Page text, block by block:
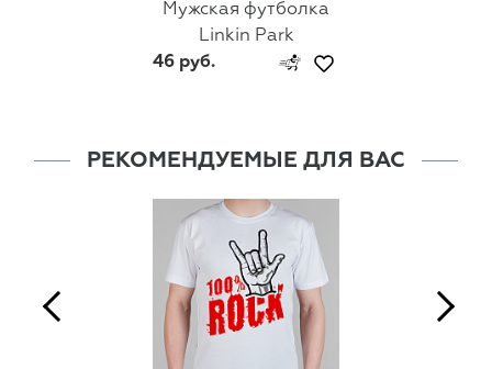
Мужская футболка
Linkin Park
46 руб.
РЕКОМЕНДУЕМЫЕ ДЛЯ ВАС